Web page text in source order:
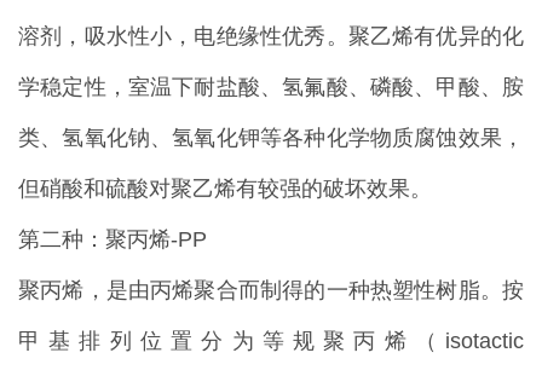
溶剂，吸水性小，电绝缘性优秀。聚乙烯有优异的化
学稳定性，室温下耐盐酸、氢氟酸、磷酸、甲酸、胺
类、氢氧化钠、氢氧化钾等各种化学物质腐蚀效果，
但硝酸和硫酸对聚乙烯有较强的破坏效果。
第二种：聚丙烯-PP
聚丙烯，是由丙烯聚合而制得的一种热塑性树脂。按
甲基排列位置分为等规聚丙烯（isotactic